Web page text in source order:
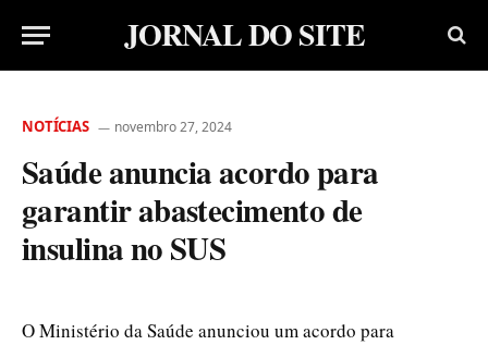
JORNAL DO SITE
NOTÍCIAS novembro 27, 2024
Saúde anuncia acordo para
garantir abastecimento de
insulina no SUS
O Ministério da Saúde anunciou um acordo para